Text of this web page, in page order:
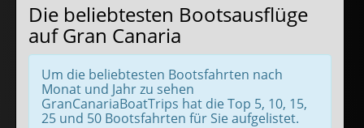
Die beliebtesten Bootsausflüge
auf Gran Canaria
Um die beliebtesten Bootsfahrten nach
Monat und Jahr zu sehen
GranCanariaBoatTrips hat die Top 5, 10, 15,
25 und 50 Bootsfahrten für Sie aufgelistet.